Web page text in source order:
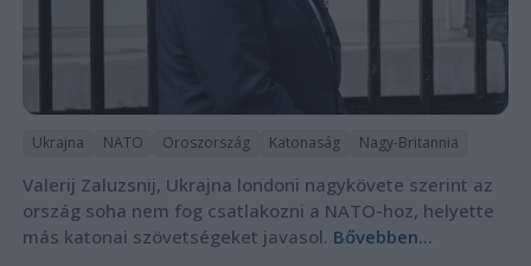
Ukrajna NATO Oroszország Katonaság Nagy-Britannia
Valerij Zaluzsnij, Ukrajna londoni nagykövete szerint az
ország soha nem fog csatlakozni a NATO-hoz, helyette
más katonai szövetségeket javasol. Bővebben...